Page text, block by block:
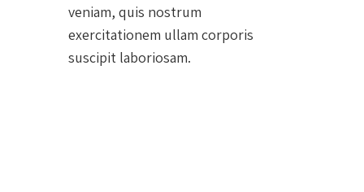
veniam, quis nostrum
exercitationem ullam corporis
suscipit laboriosam.